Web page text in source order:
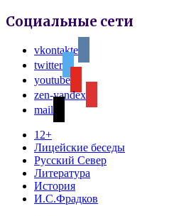
Социальные сети
vkontakte
twitter
youtube
zen-yandex
mail
12+
Лицейские беседы
Русский Север
Литература
История
И.С.Фрадков